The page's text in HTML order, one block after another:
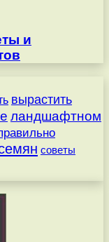
и
вырастить
ландшафтном
советы